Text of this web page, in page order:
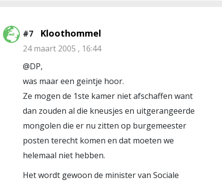
#7 Kloothommel
24 maart 2005 , 16:44
@DP,
was maar een geintje hoor.
Ze mogen de 1ste kamer niet afschaffen want
dan zouden al die kneusjes en uitgerangeerde
mongolen die er nu zitten op burgemeester
posten terecht komen en dat moeten we
helemaal niet hebben.
Het wordt gewoon de minister van Sociale